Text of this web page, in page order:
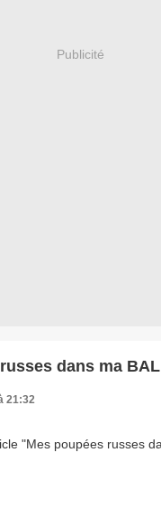
Publicité
dans ma BAL
21:32